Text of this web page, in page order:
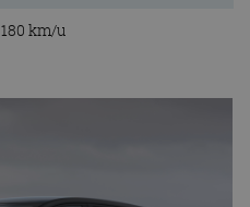
180 km/u